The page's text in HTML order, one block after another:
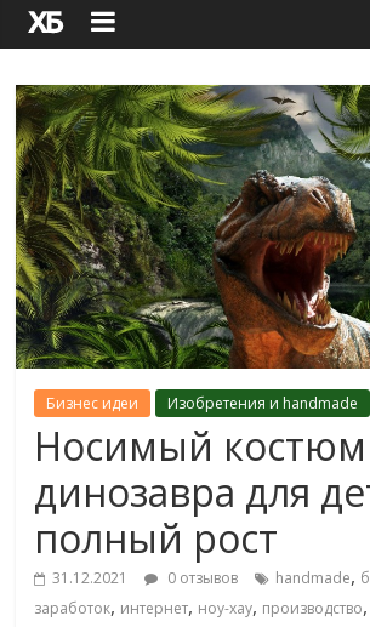
пребиотиками становится
здорового питания
Бизнес идеи Изобретения и handmade
Носимый костюм
динозавра для
полный рост
31.12.2021 0 отзывов handmade,
заработок, интернет, ноу-хау, производство,